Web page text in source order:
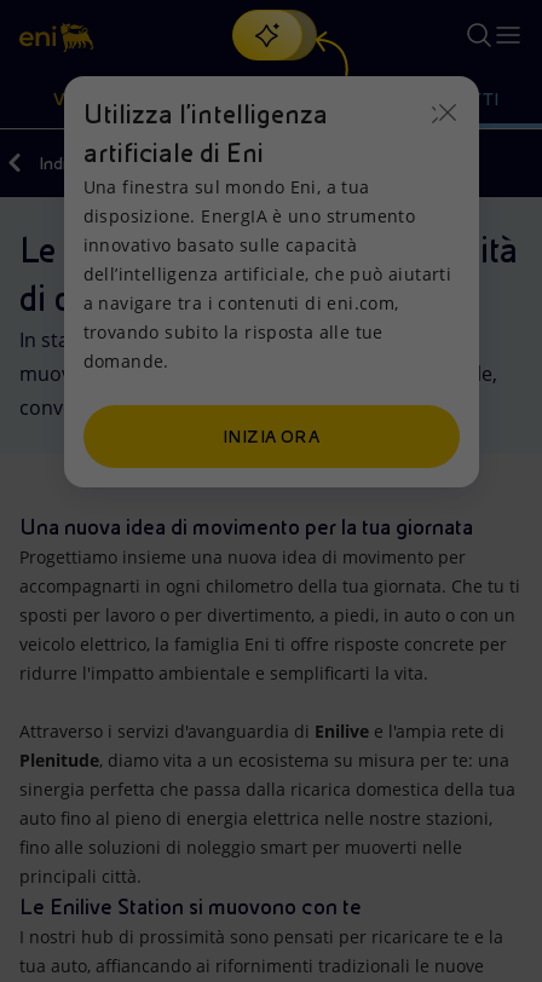
Cerca
Oppure scopri EnergIA, la nostra nuova soluzione di intelligenza
artificiale.
VISIONE
Visione
Mission e valori
Persone e Partnership
Net Zero
Modello satellitare
Energia accessibile
Innovazione
Scenari energetici
Azioni
Diversificazione energetica
Tecnologie per la transizione
Collaborazioni per l'innovazione
Attività nel mondo
PRODOTTI
Prodotti
Casa
Imprese
Mobilità
Indietro Prodotti
Le nostre soluzioni per la mobilità
di oggi e di domani
In stazione, su strada o direttamente a casa tua,
muoversi ogni giorno con l'energia di Eni è più facile,
conveniente e sempre più sostenibile.
Una nuova idea di movimento per la tua giornata
Progettiamo insieme una nuova idea di movimento per
accompagnarti in ogni chilometro della tua giornata. Che tu ti
sposti per lavoro o per divertimento, a piedi, in auto o con un
veicolo elettrico, la famiglia Eni ti offre risposte concrete per
ridurre l'impatto ambientale e semplificarti la vita.
Attraverso i servizi d'avanguardia di Enilive e l'ampia rete di
Plenitude, diamo vita a un ecosistema su misura per te: una
sinergia perfetta che passa dalla ricarica domestica della tua
auto fino al pieno di energia elettrica nelle nostre stazioni,
fino alle soluzioni di noleggio smart per muoverti nelle
principali città.
Le Enilive Station si muovono con te
I nostri hub di prossimità sono pensati per ricaricare te e la
tua auto, affiancando ai rifornimenti tradizionali le nuove
Utilizza l'intelligenza
artificiale di Eni
Una finestra sul mondo Eni, a tua
disposizione. EnergIA è uno strumento
innovativo basato sulle capacità
dell’intelligenza artificiale, che può aiutarti
a navigare tra i contenuti di eni.com,
trovando subito la risposta alle tue
domande.
INIZIA ORA